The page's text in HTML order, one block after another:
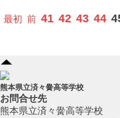
最初 前 41 42 43 44
熊本県立済々黌高等学校
お問合せ先
熊本県立済々黌高等学校